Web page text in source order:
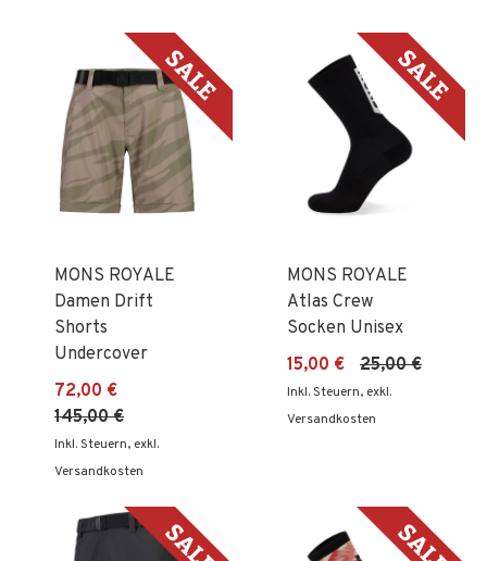
MONS ROYALE
Damen Drift
Shorts
Undercover
72,00 €
145,00 €
Inkl. Steuern, exkl.
Versandkosten
MONS ROYALE
Atlas Crew
Socken Unisex
15,00 €
25,00 €
Inkl. Steuern, exkl.
Versandkosten